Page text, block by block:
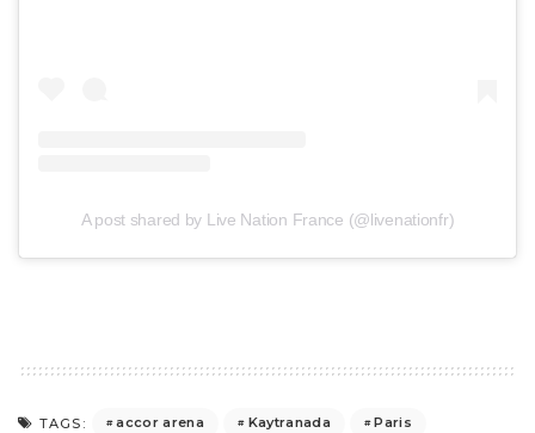
A post shared by Live Nation France (@livenationfr)
TAGS: accor arena Kaytranada Paris